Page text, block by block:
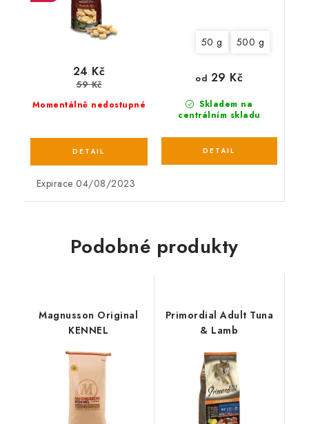
Momentálně nedostupné
24 Kč
59 Kč
Expirace 04/08/2023
50 g 500 g
Skladem na
centrálním skladu
od 29 Kč
Podobné produkty
Magnusson Original
KENNEL
Primordial Adult Tuna
& Lamb